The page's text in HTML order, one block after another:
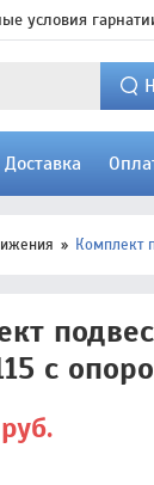
условия
Доставка
Комплект
с
руб.